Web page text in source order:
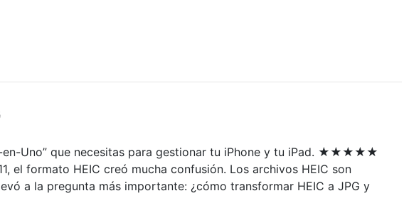
en-Uno” que necesitas para gestionar tu iPhone y tu iPad. ★★★★★
el formato HEIC creó mucha confusión. Los archivos HEIC son
a la pregunta más importante: ¿cómo transformar HEIC a JPG y